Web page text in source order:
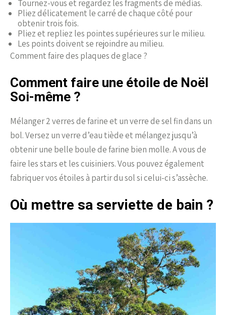
Tournez-vous et regardez les fragments de médias.
Pliez délicatement le carré de chaque côté pour
obtenir trois fois.
Pliez et repliez les pointes supérieures sur le milieu.
Les points doivent se rejoindre au milieu.
Comment faire des plaques de glace ?
Comment faire une étoile de Noël
Soi-même ?
Mélanger 2 verres de farine et un verre de sel fin dans un
bol. Versez un verre d’eau tiède et mélangez jusqu’à
obtenir une belle boule de farine bien molle. A vous de
faire les stars et les cuisiniers. Vous pouvez également
fabriquer vos étoiles à partir du sol si celui-ci s’assèche.
Où mettre sa serviette de bain ?